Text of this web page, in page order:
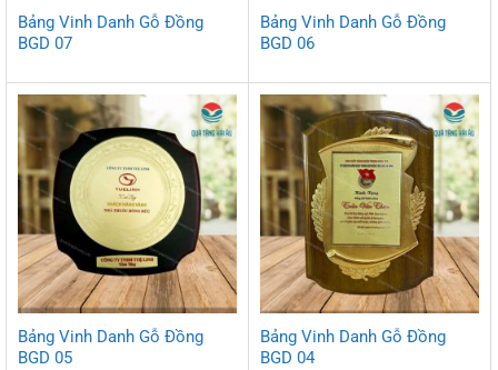
Bảng Vinh Danh Gỗ Đồng
BGD 07
Bảng Vinh Danh Gỗ Đồng
BGD 06
Bảng Vinh Danh Gỗ Đồng
BGD 05
Bảng Vinh Danh Gỗ Đồng
BGD 04